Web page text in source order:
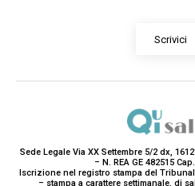
Scrivici
Sede Legale Via XX Settembre 5/2 dx,
– N. REA GE 482515
Iscrizione nel registro stampa del
– stampa a carattere settimanale, di